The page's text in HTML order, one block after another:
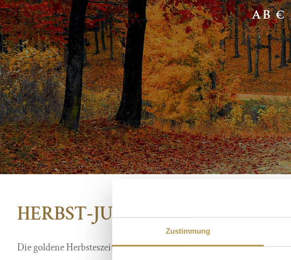
Zustimmung
AB €
HERBST-JUWEL
Die goldene Herbsteszeit hält auch über Staufenberg Einzug. Die